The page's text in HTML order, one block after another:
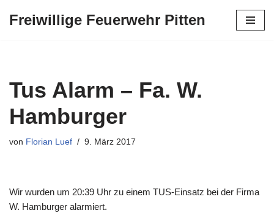
Freiwillige Feuerwehr Pitten
Tus Alarm – Fa. W.
Hamburger
von Florian Luef 9. März 2017
Wir wurden um 20:39 Uhr zu einem TUS-Einsatz bei der Firma
W. Hamburger alarmiert.